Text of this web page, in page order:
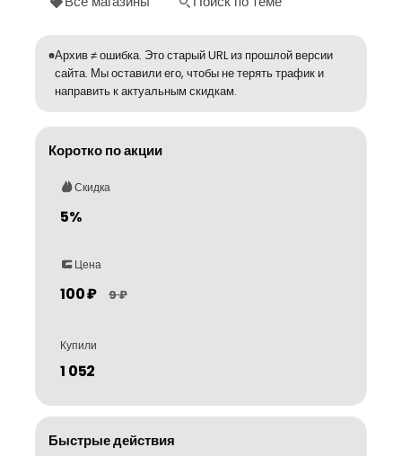
Архив ≠ ошибка. Это старый URL из прошлой версии
сайта. Мы оставили его, чтобы не терять трафик и
направить к актуальным скидкам.
Коротко по акции
Скидка
5%
Цена
100 ₽ 9 ₽
Купили
1 052
Быстрые действия